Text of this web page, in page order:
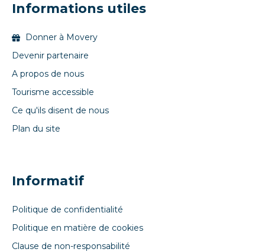
Informations utiles
Donner à Movery
Devenir partenaire
A propos de nous
Tourisme accessible
Ce qu'ils disent de nous
Plan du site
Informatif
Politique de confidentialité
Politique en matière de cookies
Clause de non-responsabilité